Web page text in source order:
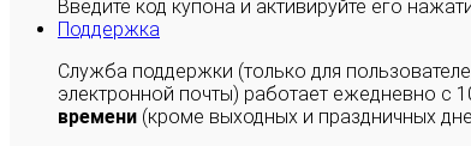
Введите код купона и активируйте его
Поддержка
Служба поддержки (только для
электронной почты) работает ежедневно с
времени (кроме выходных и праздничных